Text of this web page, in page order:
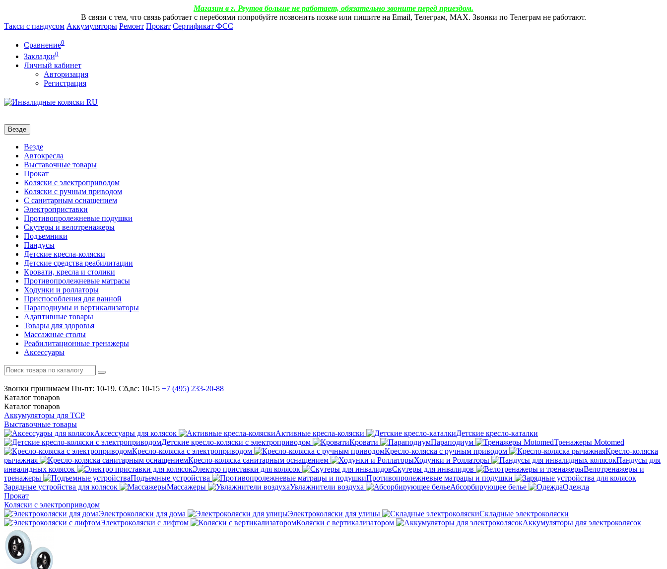
Магазин в г. Реутов больше не работает, обязательно звоните перед приездом.
В связи с тем, что связь работает с перебоями попробуйте позвонить позже или пишите на Email, Телеграм, МАХ. Звонки по Телеграм не работают.
Такси с пандусом Аккумуляторы Ремонт Прокат Сертификат ФСС
Сравнение0
Закладки0
Личный кабинет
Авторизация
Регистрация
Везде
Везде
Автокресла
Выставочные товары
Прокат
Коляски с электроприводом
Коляски с ручным приводом
С санитарным оснащением
Электроприставки
Противопролежневые подушки
Скутеры и велотренажеры
Подъемники
Пандусы
Детские кресла-коляски
Детские средства реабилитации
Кровати, кресла и столики
Противопролежневые матрасы
Ходунки и роллаторы
Приспособления для ванной
Параподиумы и вертикализаторы
Адаптивные товары
Товары для здоровья
Массажные столы
Реабилитационные тренажеры
Аксессуары
Звонки принимаем Пн-пт: 10-19. Сб,вс: 10-15 +7 (495) 233-20-88
Каталог товаров
Каталог товаров
Аккумуляторы для ТСР
Выставочные товары
Аксессуары для колясок
Активные кресла-коляски
Детские кресло-каталки
Детские кресло-коляски с электроприводом
Кровати Параподиум
Тренажеры Motomed
Кресло-коляска с электроприводом
Кресло-коляска с ручным приводом
Кресло-коляска
рычажная
Кресло-коляска санитарным оснащением Ходунки и Роллаторы
Пандусы для
инвалидных колясок
Электро приставки для колясок Скутеры для инвалидов
Велотренажеры и
тренажеры
Подъемные устройства
Противопролежневые матрацы и подушки
Зарядные устройства для колясок
Массажеры Увлажнители воздуха Абсорбирующее белье
Одежда
Прокат
Коляски с электроприводом
Электроколяски для дома
Электроколяски для улицы
Складные электроколяски
Электроколяски с лифтом
Коляски с вертикализатором Аккумуляторы для электроколясок